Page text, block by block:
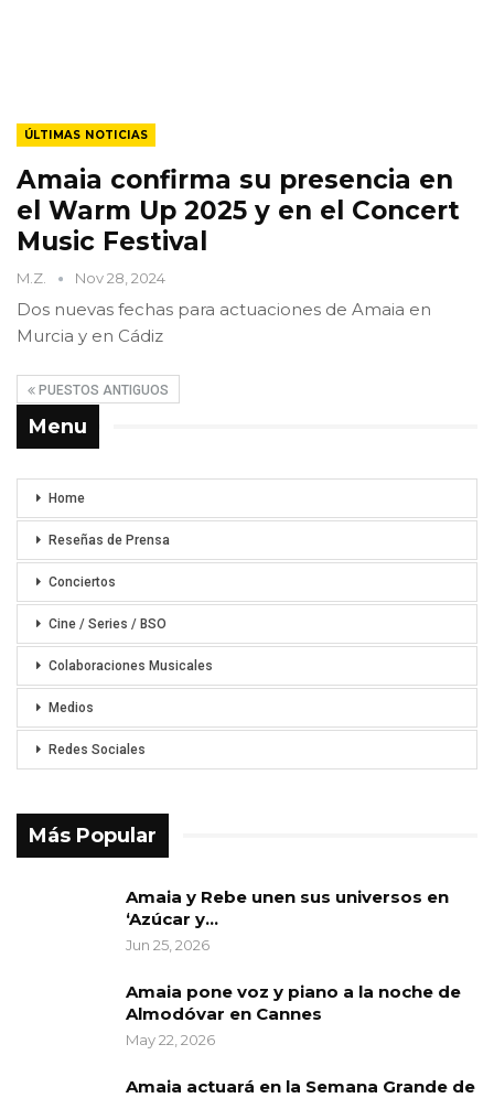
ÚLTIMAS NOTICIAS
Amaia confirma su presencia en
el Warm Up 2025 y en el Concert
Music Festival
M.Z. Nov 28, 2024
Dos nuevas fechas para actuaciones de Amaia en
Murcia y en Cádiz
PUESTOS ANTIGUOS
Menu
Home
Reseñas de Prensa
Conciertos
Cine / Series / BSO
Colaboraciones Musicales
Medios
Redes Sociales
Más Popular
Amaia y Rebe unen sus universos en
‘Azúcar y…
Jun 25, 2026
Amaia pone voz y piano a la noche de
Almodóvar en Cannes
May 22, 2026
Amaia actuará en la Semana Grande de